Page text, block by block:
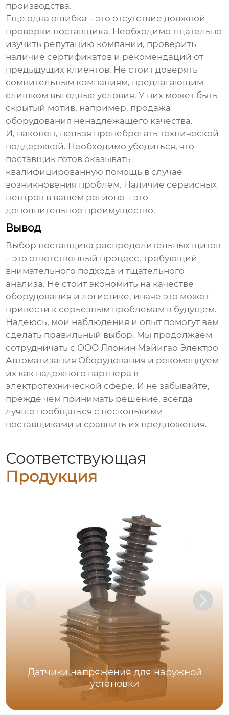
производства.
Еще одна ошибка – это отсутствие должной
проверки поставщика. Необходимо тщательно
изучить репутацию компании, проверить
наличие сертификатов и рекомендаций от
предыдущих клиентов. Не стоит доверять
сомнительным компаниям, предлагающим
слишком выгодные условия. У них может быть
скрытый мотив, например, продажа
оборудования ненадлежащего качества.
И, наконец, нельзя пренебрегать технической
поддержкой. Необходимо убедиться, что
поставщик готов оказывать
квалифицированную помощь в случае
возникновения проблем. Наличие сервисных
центров в вашем регионе – это
дополнительное преимущество.
Вывод
Выбор поставщика распределительных щитов
– это ответственный процесс, требующий
внимательного подхода и тщательного
анализа. Не стоит экономить на качестве
оборудования и логистике, иначе это может
привести к серьезным проблемам в будущем.
Надеюсь, мои наблюдения и опыт помогут вам
сделать правильный выбор. Мы продолжаем
сотрудничать с ООО Ляонин Мэйигао Электро
Автоматизация Оборудования и рекомендуем
их как надежного партнера в
электротехнической сфере. И не забывайте,
прежде чем принимать решение, всегда
лучше пообщаться с несколькими
поставщиками и сравнить их предложения.
Соответствующая
Продукция
Датчики напряжения для наружной
установки